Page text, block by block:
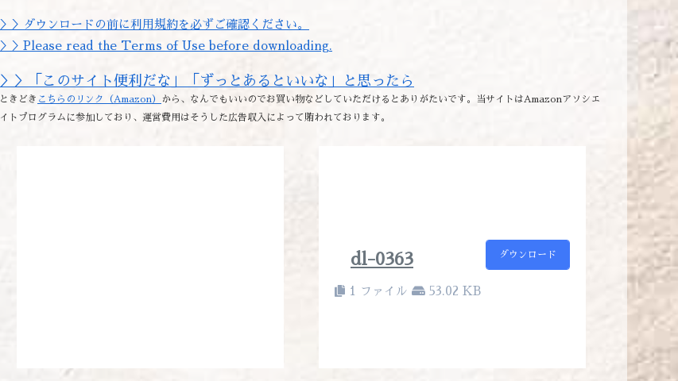
＞＞ダウンロードの前に利用規約を必ずご確認ください。
＞＞Please read the Terms of Use before downloading.
＞＞「このサイト便利だな」「ずっとあるといいな」と思ったら
ときどき こちらのリンク（Amazon）
から、なんでもいいのでお買い物などしていただけるとありがたいです。当サイトはAmazonアソシエ
イトプログラムに参加しており、運営費用はそうした広告収入によって賄われております。
dl-0363
1 ファイル 53.02 KB
ダウンロード